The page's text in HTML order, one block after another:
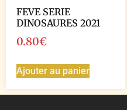
FEVE SERIE
DINOSAURES 2021
0.80€
Ajouter au panier